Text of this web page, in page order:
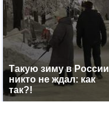
Такую зиму в России
никто не ждал: как
так?!